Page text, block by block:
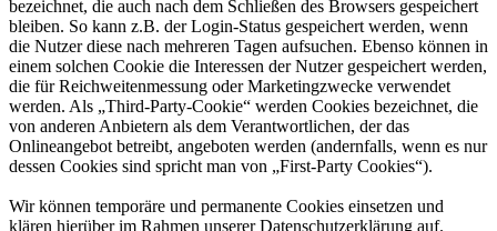
bezeichnet, die auch nach dem Schließen des Browsers gespeichert
bleiben. So kann z.B. der Login-Status gespeichert werden, wenn
die Nutzer diese nach mehreren Tagen aufsuchen. Ebenso können in
einem solchen Cookie die Interessen der Nutzer gespeichert werden,
die für Reichweitenmessung oder Marketingzwecke verwendet
werden. Als „Third-Party-Cookie“ werden Cookies bezeichnet, die
von anderen Anbietern als dem Verantwortlichen, der das
Onlineangebot betreibt, angeboten werden (andernfalls, wenn es nur
dessen Cookies sind spricht man von „First-Party Cookies“).
Wir können temporäre und permanente Cookies einsetzen und
klären hierüber im Rahmen unserer Datenschutzerklärung auf.